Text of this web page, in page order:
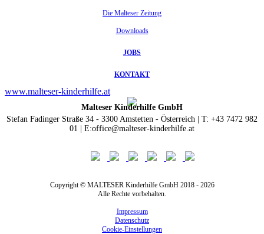
Die Malteser Zeitung
Downloads
JOBS
KONTAKT
www.malteser-kinderhilfe.at
Malteser Kinderhilfe GmbH
Stefan Fadinger Straße 34 - 3300 Amstetten - Österreich | T: +43 7472 982
01 | E:office@malteser-kinderhilfe.at
Copyright © MALTESER Kinderhilfe GmbH 2018 - 2026
Alle Rechte vorbehalten.
Impressum
Datenschutz
Cookie-Einstellungen